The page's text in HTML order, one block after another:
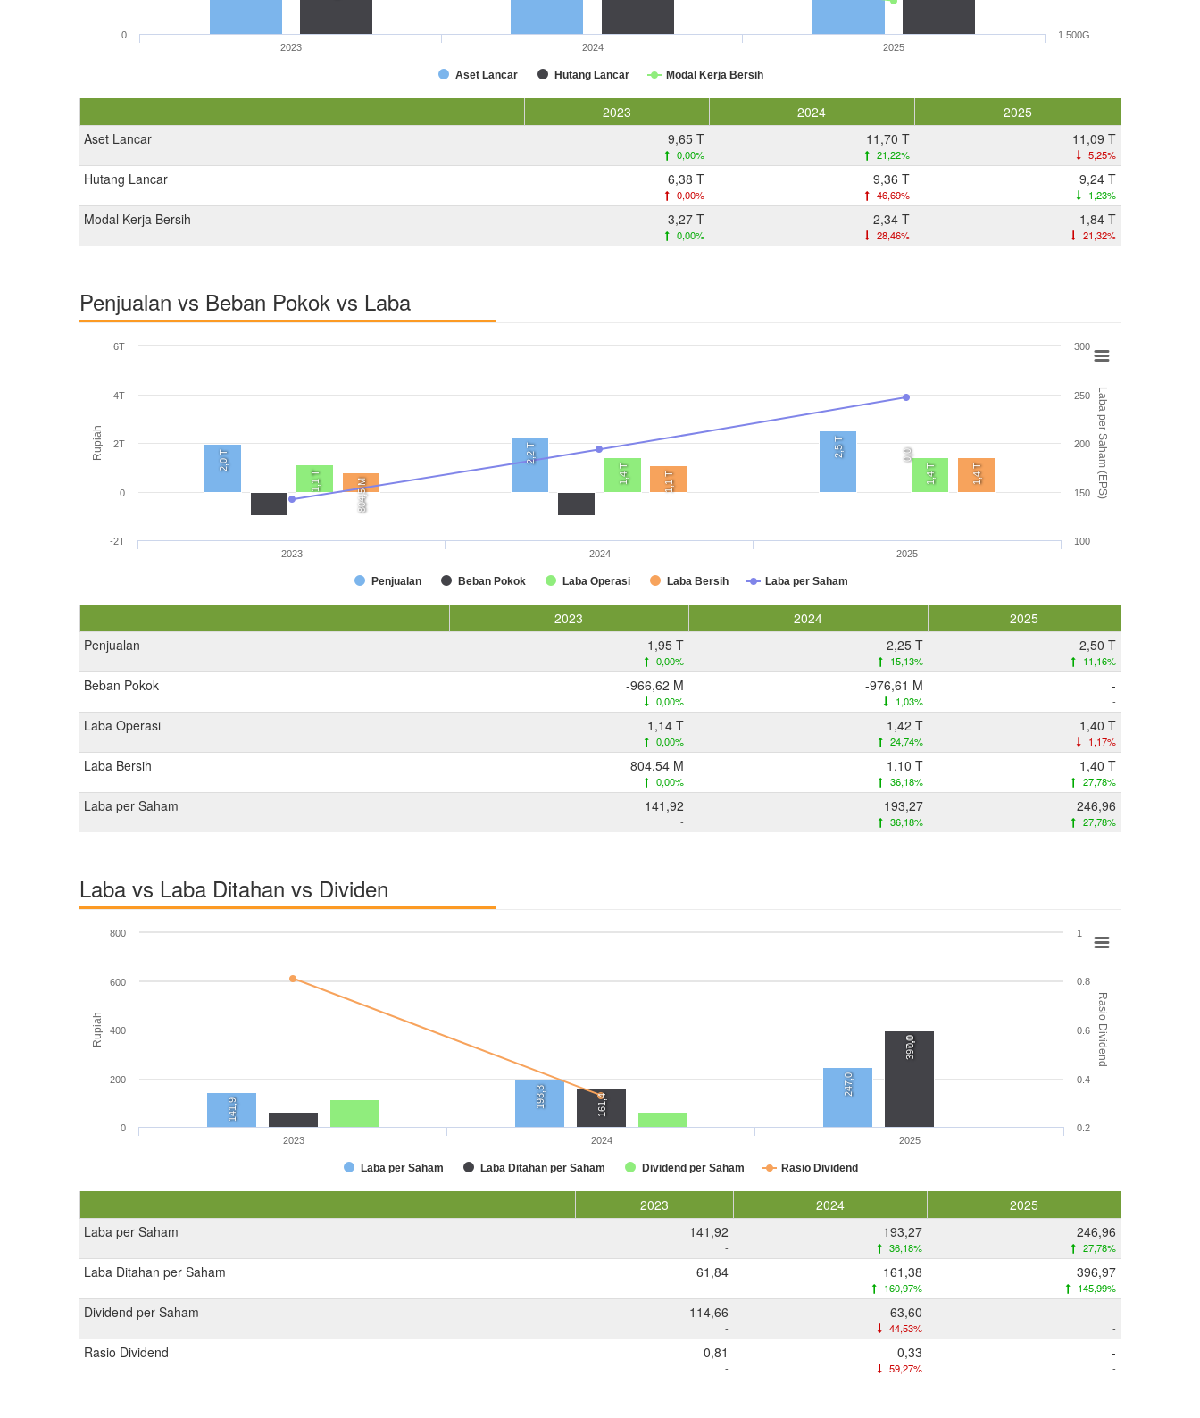
Aset Lancar Hutang Lancar Modal Kerja Bersih
2023 2024 2025
0 1 500G
2023 2024
2025
Aset Lancar
9,65 T
0,00%
11,70 T
21,22%
11,09 T
5,25%
Hutang Lancar 6,38 T
0,00%
9,36 T
46,69%
9,24 T
1,23%
Modal Kerja Bersih 3,27 T
0,00%
2,34 T
28,46%
1,84 T
21,32%
Penjualan vs Beban Pokok vs Laba
Rupiah Laba per Saham (EPS)
2,0 T 2,2 T 2,5 T 0,0
1,1 T 1,4 T 1,4 T
804,5 M 1,1 T 1,4 T
Penjualan Beban Pokok Laba Operasi Laba Bersih Laba per Saham
2023 2024 2025
-2T
0
2T
4T
6T
100
150
200
250
300
2023 2024
2025
Penjualan
1,95 T
0,00%
2,25 T
15,13%
2,50 T
11,16%
Beban Pokok -966,62 M
0,00%
-976,61 M
1,03%
-
-
Laba Operasi 1,14 T
0,00%
1,42 T
24,74%
1,40 T
1,17%
Laba Bersih 804,54 M
0,00%
1,10 T
36,18%
1,40 T
27,78%
Laba per Saham 141,92
-
193,27
36,18%
246,96
27,78%
Laba vs Laba Ditahan vs Dividen
Rupiah Rasio Dividend
141,9
193,3
247,0
161,4
397,0
0,0
Laba per Saham Laba Ditahan per Saham Dividend per Saham Rasio Dividend
2023 2024 2025
0
200
400
600
800
0.2
0.4
0.6
0.8
1
2023 2024
2025
Laba per Saham
141,92
-
193,27
36,18%
246,96
27,78%
Laba Ditahan per Saham 61,84
-
161,38
160,97%
396,97
145,99%
Dividend per Saham 114,66
-
63,60
44,53%
-
-
Rasio Dividend 0,81
-
0,33
59,27%
-
-